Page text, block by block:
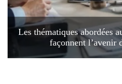
Les thématiques abordées
façonnent l’avenir